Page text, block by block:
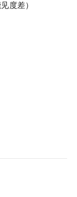
度差）